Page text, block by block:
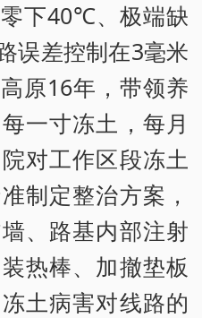
下40℃、极端缺
误差控制在3毫米
原16年，带领养
一寸冻土，每月
对工作区段冻土
制定整治方案，
、路基内部注射
热棒、加撤垫板
土病害对线路的